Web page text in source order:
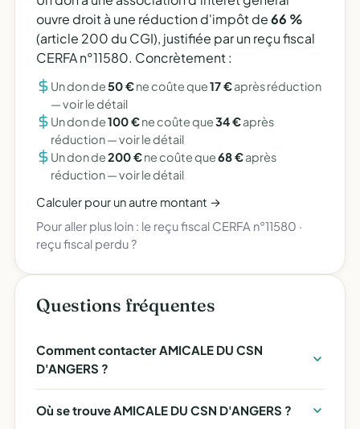
ouvre droit à une réduction d'impôt de66 %
(article 200 du CGI), justifiée par un reçu fiscal
CERFA n°11580. Concrètement :
Un don de50 €ne coûte que17 €après réduction
—voir le détail
Un don de100 €ne coûte que34 €après
réduction —voir le détail
Un don de200 €ne coûte que68 €après
réduction —voir le détail
Calculer pour un autre montant →
Pour aller plus loin : le reçu fiscal CERFA n°11580 ·
reçu fiscal perdu ?
Questions fréquentes
Comment contacter AMICALE DU CSN
D'ANGERS ?
Où se trouve AMICALE DU CSN D'ANGERS ?